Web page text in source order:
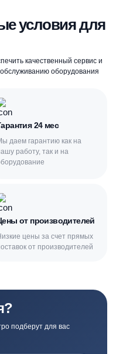
условия для
качественный сервис и
оборудования
24 мес
даем гарантию как на
работу, так и на
от производителей
цены за счет прямых
от производителей
подберут для вас